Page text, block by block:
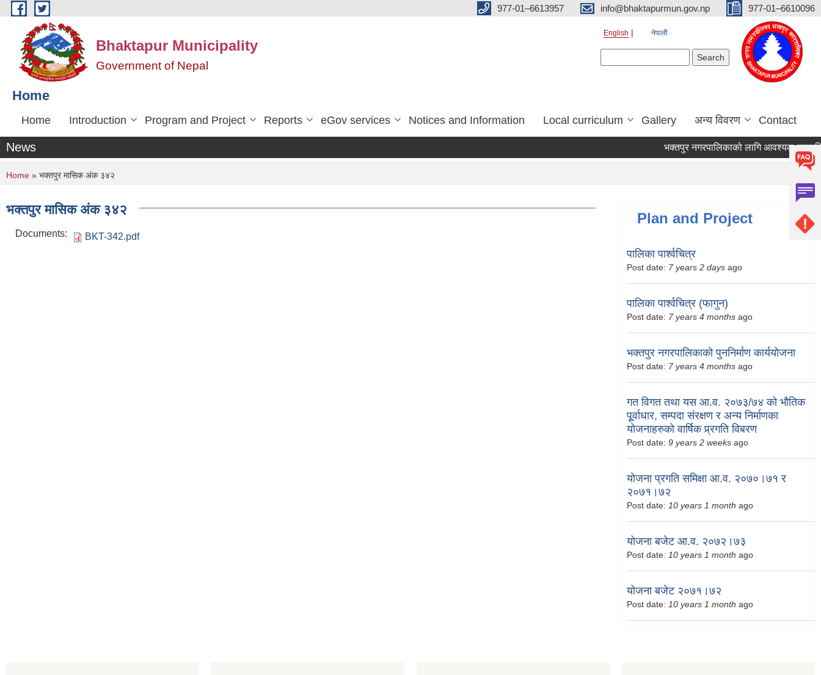
Skip to main content 977-01–6613957 info@bhaktapurmun.gov.np 977-01–6610096
Bhaktapur Municipality
Government of Nepal
English नेपाली
Home
Home Introduction Program and Project Reports eGov services Notices and Information Local curriculum Gallery अन्य विवरण Contact
News भक्तपुर नगरपालिकाको लागि आवश्यक जनशक्ति
You are here
Home » भक्तपुर मासिक अंक ३४२
भक्तपुर मासिक अंक ३४२
Documents: BKT-342.pdf
Plan and Project
पालिका पार्श्वचित्र
Post date: 7 years 2 days ago
पालिका पार्श्वचित्र (फागुन)
Post date: 7 years 4 months ago
भक्तपुर नगरपालिकाको पुननिर्माण कार्ययोजना
Post date: 7 years 4 months ago
गत विगत तथा यस आ.व. २०७३/७४ को भौतिक
पूूर्वाधार, सम्पदा संरक्षण र अन्य निर्माणका
योजनाहरुको वार्षिक प्र्रगति विबरण
Post date: 9 years 2 weeks ago
योजना प्रगति समिक्षा आ.व. २०७०।७१ र
२०७१।७२
Post date: 10 years 1 month ago
योजना बजेट आ.व. २०७२।७३
Post date: 10 years 1 month ago
योजना बजेट २०७१।७२
Post date: 10 years 1 month ago